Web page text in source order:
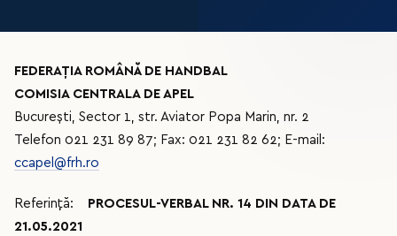
FEDERAȚIA ROMÂNĂ DE HANDBAL
COMISIA CENTRALA DE APEL
București, Sector 1, str. Aviator Popa Marin, nr. 2
Telefon 021 231 89 87; Fax: 021 231 82 62; E-mail:
ccapel@frh.ro
Referință:
PROCESUL-VERBAL NR. 14 DIN DATA DE
21.05.2021